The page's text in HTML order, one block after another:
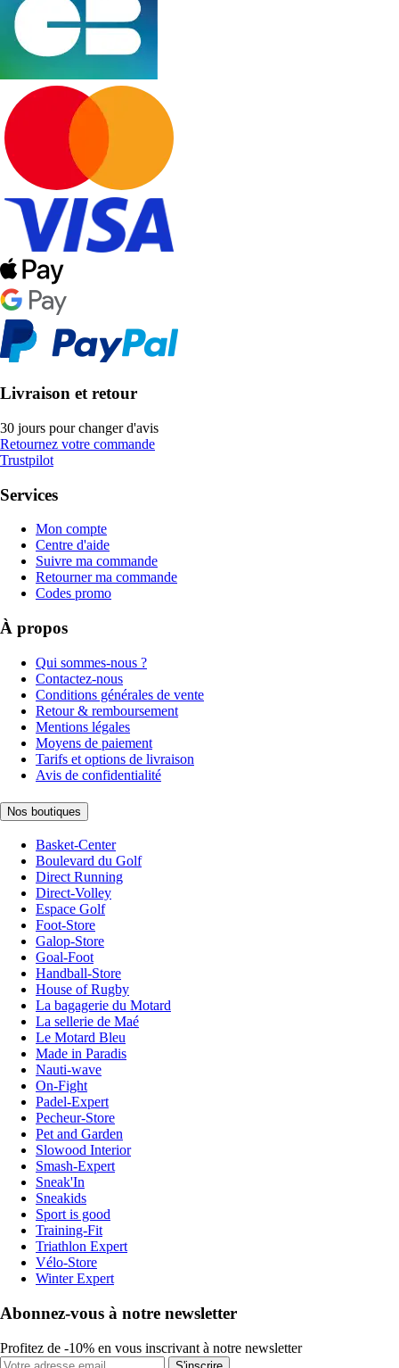
Livraison et retour
30 jours pour changer d'avis
Retournez votre commande
Trustpilot
Services
Mon compte
Centre d'aide
Suivre ma commande
Retourner ma commande
Codes promo
À propos
Qui sommes-nous ?
Contactez-nous
Conditions générales de vente
Retour & remboursement
Mentions légales
Moyens de paiement
Tarifs et options de livraison
Avis de confidentialité
Nos boutiques
Basket-Center
Boulevard du Golf
Direct Running
Direct-Volley
Espace Golf
Foot-Store
Galop-Store
Goal-Foot
Handball-Store
House of Rugby
La bagagerie du Motard
La sellerie de Maé
Le Motard Bleu
Made in Paradis
Nauti-wave
On-Fight
Padel-Expert
Pecheur-Store
Pet and Garden
Slowood Interior
Smash-Expert
Sneak'In
Sneakids
Sport is good
Training-Fit
Triathlon Expert
Vélo-Store
Winter Expert
Abonnez-vous à notre newsletter
Profitez de -10% en vous inscrivant à notre newsletter